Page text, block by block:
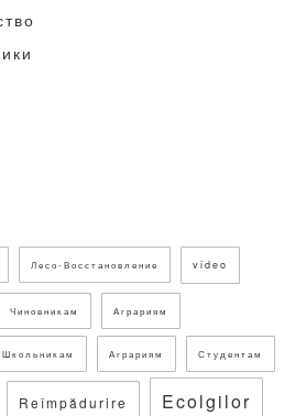
Лесо-Восстановление video
Чиновникам Аграриям
Школьникам Аграриям Студентам
Reîmpădurire Ecolgilor